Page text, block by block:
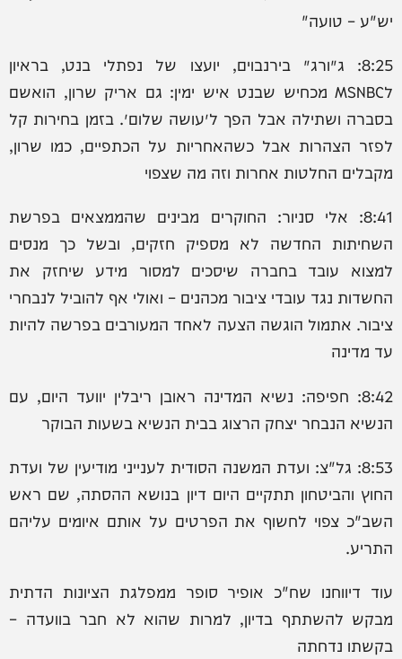
יש"ע – טועה"
8:25: ‏ג׳ורג׳ בירנבוים, יועצו של נפתלי בנט, בראיון
לMSNBC מכחיש שבנט איש ימין: גם אריק שרון, הואשם
בסברה ושתילה אבל הפך ל״עושה שלום״. בזמן בחירות קל
לפזר הצהרות אבל כשהאחריות על הכתפיים, כמו שרון,
מקבלים החלטות אחרות וזה מה שצפוי
8:41: אלי סניור: החוקרים מבינים שהממצאים בפרשת
השחיתות החדשה לא מספיק חזקים, ובשל כך מנסים
למצוא עובד בחברה שיסכים למסור מידע שיחזק את
החשדות נגד עובדי ציבור מכהנים – ואולי אף להוביל לנבחרי
ציבור. אתמול הוגשה הצעה לאחד המעורבים בפרשה להיות
עד מדינה
8:42: חפיפה: נשיא המדינה ראובן ריבלין יוועד היום, עם
הנשיא הנבחר יצחק הרצוג בבית הנשיא בשעות הבוקר
8:53: גל"צ: ועדת המשנה הסודית לענייני מודיעין של ועדת
החוץ והביטחון תתקיים היום דיון בנושא ההסתה, שם ראש
השב"כ צפוי לחשוף את הפרטים על אותם איומים עליהם
התריע.
עוד דיווחנו שח"כ אופיר סופר ממפלגת הציונות הדתית
מבקש להשתתף בדיון, למרות שהוא לא חבר בוועדה –
בקשתו נדחתה